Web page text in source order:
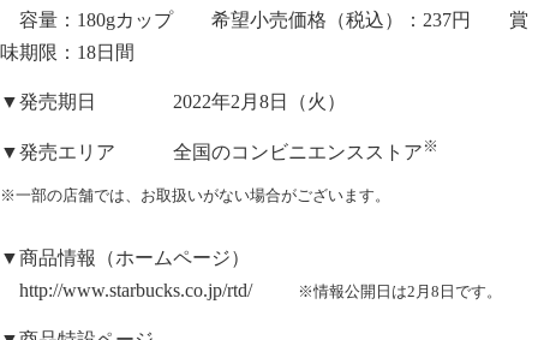
容量：180gカップ 希望小売価格（税込）：237円 賞
味期限：18日間
▼発売期日 2022年2月8日（火）
▼発売エリア 全国のコンビニエンスストア ※
※一部の店舗では、お取扱いがない場合がございます。
▼商品情報（ホームページ）
http://www.starbucks.co.jp/rtd/
※情報公開日は2月8日です。